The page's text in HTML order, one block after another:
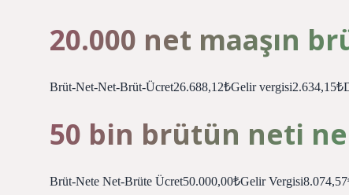
20.000 net maaşın
Brüt-Net-Net-Brüt-Ücret26.688,12₺Gelir
50 bin brütün neti
Brüt-Nete Net-Brüte Ücret50.000,00₺Gelir